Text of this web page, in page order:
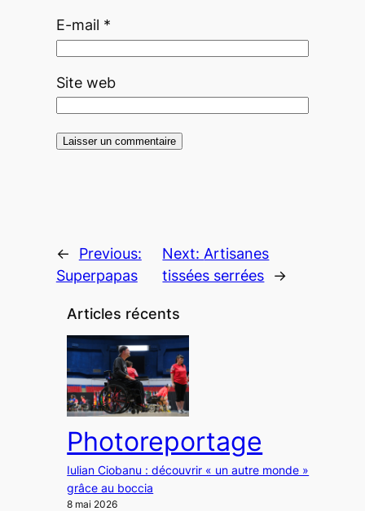
E-mail *
Site web
←
Previous:
Superpapas
Next:Artisanes
tissées serrées
→
Articles récents
Photoreportage
Iulian Ciobanu : découvrir « un autre monde »
grâce au boccia
8 mai 2026